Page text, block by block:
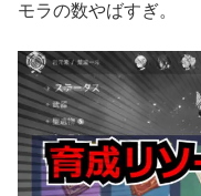
モラの数やばすぎ。